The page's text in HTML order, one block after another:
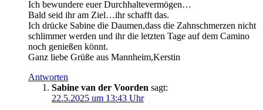
Ich bewundere euer Durchhaltevermögen…
Bald seid ihr am Ziel…ihr schafft das.
Ich drücke Sabine die Daumen,dass die Zahnschmerzen nicht
schlimmer werden und ihr die letzten Tage auf dem Camino
noch genießen könnt.
Ganz liebe Grüße aus Mannheim,Kerstin
Antworten
Sabine van der Voorden sagt:
22.5.2025 um 13:43 Uhr